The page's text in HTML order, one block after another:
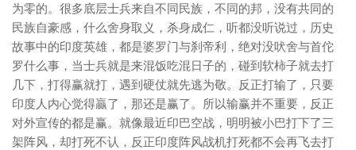
为零的。很多底层士兵来自不同民族，不同的邦，没有共同的
民族自豪感，什么舍身取义，杀身成仁，听都没听说过，历史
故事中的印度英雄，都是婆罗门与刹帝利，绝对没吠舍与首佗
罗什么事，当士兵就是来混饭吃混日子的，碰到软柿子就去打
几下，打得赢就打，遇到硬仗就先逃为敬。反正打输了，只要
印度人内心觉得贏了，那还是赢了。所以输赢并不重要，反正
对外宣传的都是赢。就像最近印巴空战，明明被小巴打下了三
架阵风，却打死不认，反正印度阵风战机打死都不会再飞去打